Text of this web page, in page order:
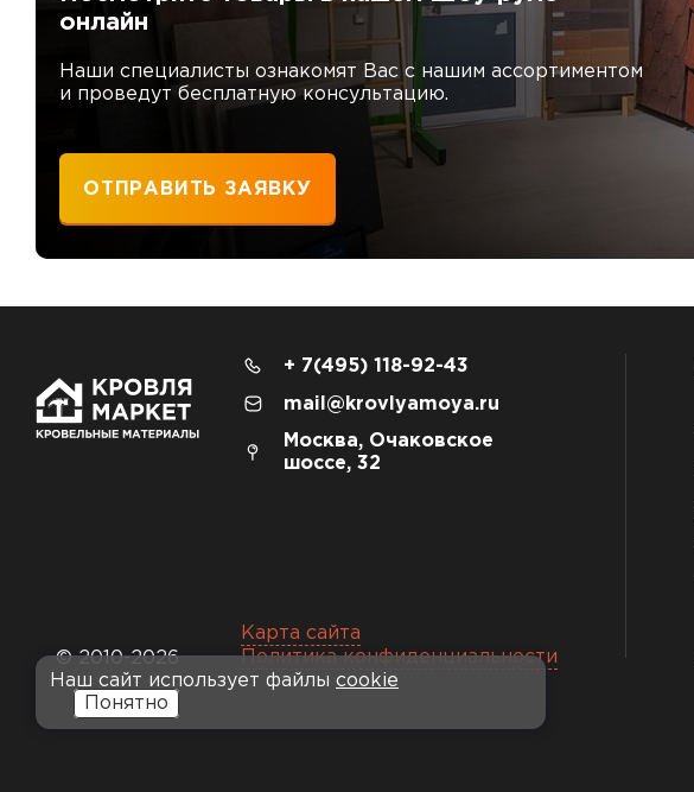
онлайн
Наши специалисты ознакомят Вас с нашим ассортиментом
и проведут бесплатную консультацию.
ОТПРАВИТЬ ЗАЯВКУ
© 2010-2026
+ 7(495) 118-92-43
mail@krovlyamoya.ru
Москва, Очаковское
шоссе, 32
Карта сайта
Политика конфиденциальности
ПЕРЕЙТИ
Наш сайт использует файлы cookie
Понятно